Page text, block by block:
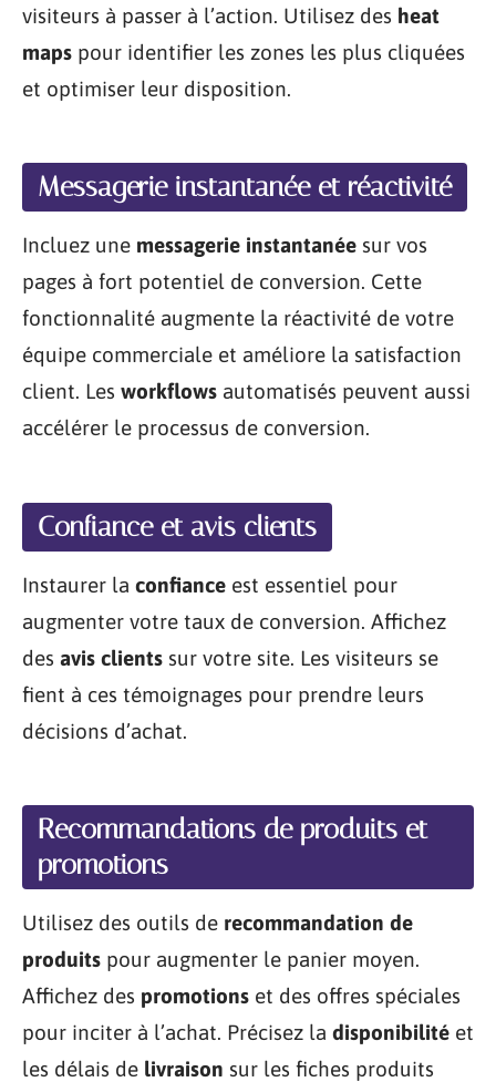
visiteurs à passer à l’action. Utilisez des heat
maps pour identifier les zones les plus cliquées
et optimiser leur disposition.
Messagerie instantanée et réactivité
Incluez une messagerie instantanée sur vos
pages à fort potentiel de conversion. Cette
fonctionnalité augmente la réactivité de votre
équipe commerciale et améliore la satisfaction
client. Les workflows automatisés peuvent aussi
accélérer le processus de conversion.
Confiance et avis clients
Instaurer la confiance est essentiel pour
augmenter votre taux de conversion. Affichez
des avis clients sur votre site. Les visiteurs se
fient à ces témoignages pour prendre leurs
décisions d’achat.
Recommandations de produits et
promotions
Utilisez des outils de recommandation de
produits pour augmenter le panier moyen.
Affichez des promotions et des offres spéciales
pour inciter à l’achat. Précisez la disponibilité et
les délais de livraison sur les fiches produits